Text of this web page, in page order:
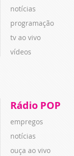
notícias
programação
tv ao vivo
vídeos
Rádio POP
empregos
notícias
ouça ao vivo